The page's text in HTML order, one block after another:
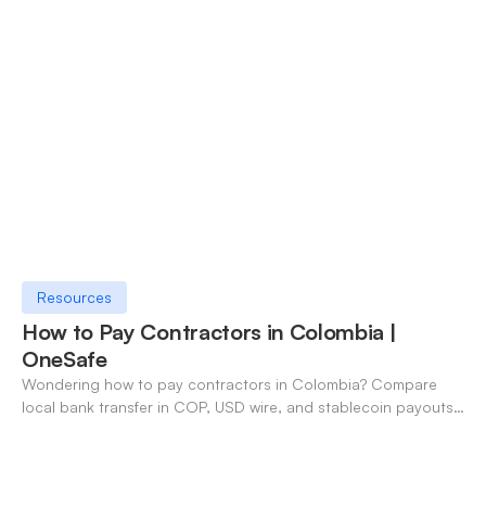
Resources
How to Pay Contractors in Colombia |
OneSafe
Wondering how to pay contractors in Colombia? Compare
local bank transfer in COP, USD wire, and stablecoin payouts.